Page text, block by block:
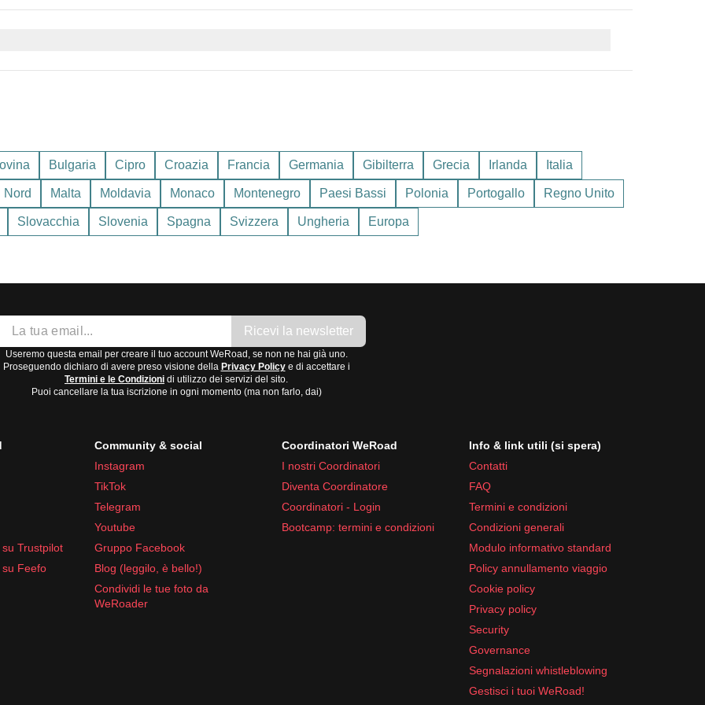
quotidiane!
lo zaino in modo accurato. Ecco una lista di cosa portare divisa in categorie:
di bellezze naturali e culturali.
e inverni miti e piovosi. La migliore stagione per visitare è la primavera o l'inizio dell'autunno.
Bulgaria Cipro Croazia Francia Germania Gibilterra Grecia Irlanda Italia
Nord Malta Moldavia Monaco Montenegro Paesi Bassi Polonia Portogallo Regno Unito
Slovacchia Slovenia Spagna Svizzera Ungheria Europa
Ricevi la newsletter
Useremo questa email per creare il tuo account WeRoad, se non ne hai già uno.
Proseguendo dichiaro di avere preso visione della Privacy Policye di accettare i
Termini e le Condizioni di utilizzo dei servizi del sito.
Puoi cancellare la tua iscrizione in ogni momento (ma non farlo, dai)
Trustpilot
Feefo
Community & social
Instagram
TikTok
Telegram
Youtube
Gruppo Facebook
Blog (leggilo, è bello!)
Condividi le tue foto da
WeRoader
Coordinatori WeRoad
I nostri Coordinatori
Diventa Coordinatore
Coordinatori - Login
Bootcamp: termini e condizioni
Info & link utili (si spera)
Contatti
FAQ
Termini e condizioni
Condizioni generali
Modulo informativo standard
Policy annullamento viaggio
Cookie policy
Privacy policy
Security
Governance
Segnalazioni whistleblowing
Gestisci i tuoi WeRoad!